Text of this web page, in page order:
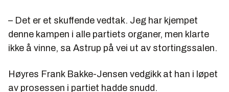
– Det er et skuffende vedtak. Jeg har kjempet
denne kampen i alle partiets organer, men klarte
ikke å vinne, sa Astrup på vei ut av stortingssalen.
Høyres Frank Bakke-Jensen vedgikk at han i løpet
av prosessen i partiet hadde snudd.